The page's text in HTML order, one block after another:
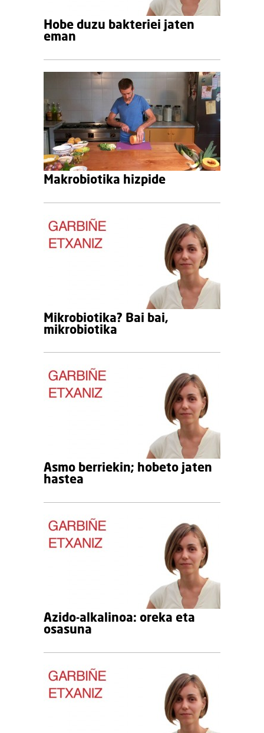
Hobe duzu bakteriei jaten
eman
Makrobiotika hizpide
Mikrobiotika? Bai bai,
mikrobiotika
Asmo berriekin; hobeto jaten
hastea
Azido-alkalinoa: oreka eta
osasuna